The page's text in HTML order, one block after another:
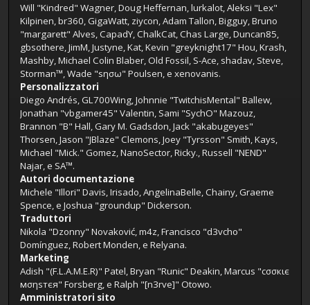
Will "Kindred" Wagner, Doug Heffernan, lurkalot, Aleksi "Lex"
Kilpinen, br360, GigaWatt, ziycon, Adam Tallon, Bigguy, Bruno
"margarett" Alves, CapadY, ChalkCat, Chas Large, Duncan85,
gbsothere, JimM, Justyne, Kat, Kevin "greyknight17" Hou, Krash,
Mashby, Michael Colin Blaber, Old Fossil, S-Ace, shadav, Steve,
Storman™, Wade "sησω" Poulsen, e xenovanis.
Personalizzatori
Diego Andrés, GL700Wing, Johnnie "TwitchisMental" Ballew,
Jonathan "vbgamer45" Valentin, Sami "SychO" Mazouz,
Brannon "B" Hall, Gary M. Gadsdon, Jack "akabugeyes"
Thorsen, Jason "JBlaze" Clemons, Joey "Tyrsson" Smith, Kays,
Michael "Mick." Gomez, NanoSector, Ricky., Russell "NEND"
Najar, e SA™.
Autori documentazione
Michele "Illori" Davis, Irisado, AngelinaBelle, Chainy, Graeme
Spence, e Joshua "groundup" Dickerson.
Traduttori
Nikola "Dzonny" Novaković, m4z, Francisco "d3vcho"
Domínguez, Robert Monden, e Relyana.
Marketing
Adish "(F.L.A.M.E.R)" Patel, Bryan "Runic" Deakin, Marcus "cσσкιє
мσηѕтєя" Forsberg, e Ralph "[n3rve]" Otowo.
Amministratori sito